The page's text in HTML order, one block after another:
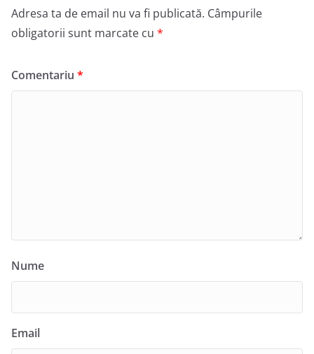
Adresa ta de email nu va fi publicată. Câmpurile
obligatorii sunt marcate cu *
Comentariu *
Nume
Email